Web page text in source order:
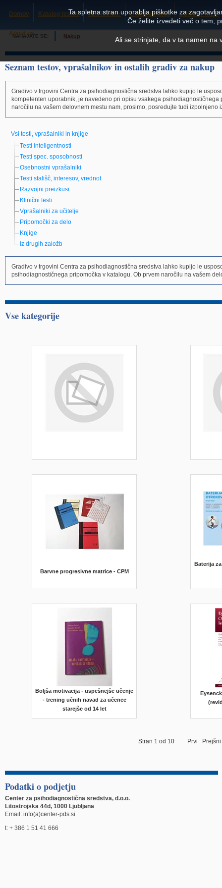
Domov Katalog testov TESTcenter Usposabljanja SCHUHFRIED
About us
NAHAJATE SE: Nakup
Seznam testov, vprašalnikov in ostalih gradiv za nakup
Gradivo v trgovini Centra za psihodiagnostična sredstva lahko kupijo le
kompetenten uporabnik, je navedeno pri opisu vsakega psihodiagnostičnega
naročilu na vašem delovnem mestu nam, prosimo, posredujte tudi izpolnjeno
Vsi testi, vprašalniki in knjige
Testi inteligentnosti
Testi spec. sposobnosti
Osebnostni vprašalniki
Testi stališč, interesov, vrednot
Razvojni preizkusi
Klinični testi
Vprašalniki za učitelje
Pripomočki za delo
Knjige
Iz drugih založb
Gradivo v trgovini Centra za psihodiagnostična sredstva lahko kupijo le
psihodiagnostičnega pripomočka v katalogu. Ob prvem naročilu na vašem
Vse kategorije
Barvne progresivne matrice - CPM
Baterija
Boljša motivacija - uspešnejše učenje
- trening učnih navad za učence
starejše od 14 let
Stran 1 od 10 Prvi Prejšni
Podatki o podjetju
Center za psihodiagnostična sredstva, d.o.o.
Litostrojska 44d, 1000 Ljubljana
Email: info(a)center-pds.si
t: + 386 1 51 41 666
Ta spletna stran uporablja piškotke za
Če želite izvedeti več o tem,
Ali se strinjate, da v ta namen na